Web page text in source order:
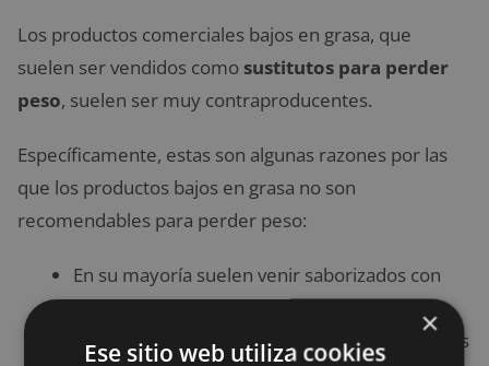
Los productos comerciales bajos en grasa, que
suelen ser vendidos como sustitutos para perder
peso, suelen ser muy contraproducentes.
Específicamente, estas son algunas razones por las
que los productos bajos en grasa no son
recomendables para perder peso:
En su mayoría suelen venir saborizados con
azúcar.
Su composición nutricional los hace poco aptos
×
Ese sitio web utiliza cookies